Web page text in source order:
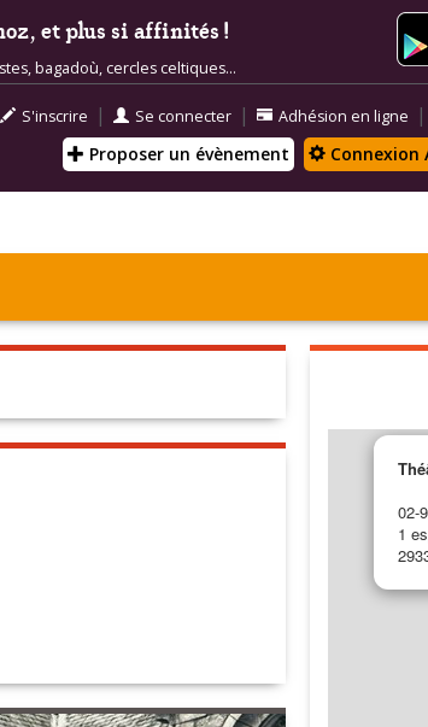
et plus si affinités !
bagadoù, cercles celtiques...
S'inscrire | Se connecter | Adhésion en ligne |
Proposer un évènement Connexion
02-
1